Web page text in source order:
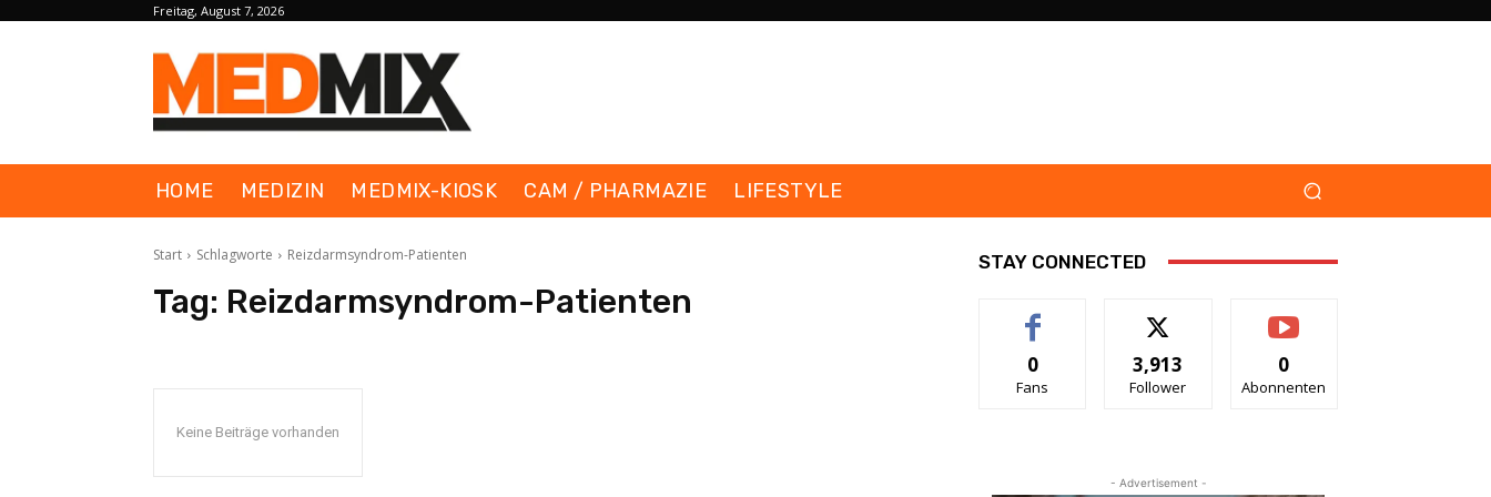
Freitag, August 7, 2026
HOME MEDIZIN MEDMIX-KIOSK CAM / PHARMAZIE LIFESTYLE
Start Schlagworte Reizdarmsyndrom-Patienten
Tag: Reizdarmsyndrom-Patienten
Keine Beiträge vorhanden
STAY CONNECTED
0
Fans
3,913
Follower
0
Abonnenten
- Advertisement -